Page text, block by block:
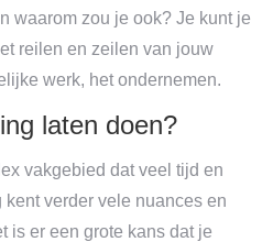
waarom zou je ook? Je kunt je
reilen en zeilen van jouw
werk, het ondernemen.
laten doen?
vakgebied dat veel tijd en
verder vele nuances en
is er een grote kans dat je